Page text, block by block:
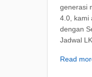
generasi
4.0, kami
dengan
Jadwal
Read